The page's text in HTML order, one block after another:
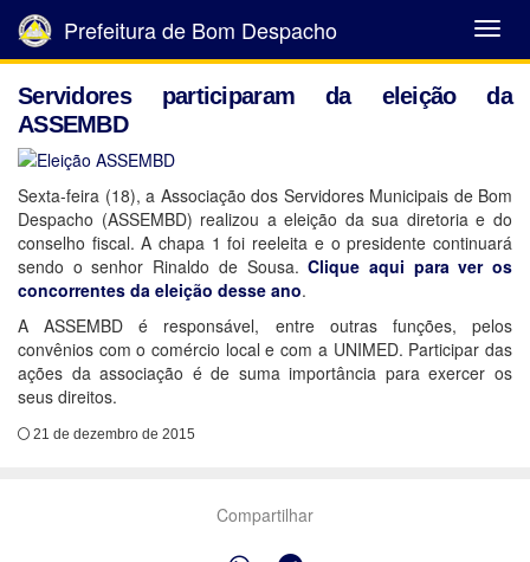
Abrir
Menu
Prefeitura de Bom Despacho
Servidores participaram da eleição da
ASSEMBD
Sexta-feira (18), a Associação dos Servidores Municipais de Bom
Despacho (ASSEMBD) realizou a eleição da sua diretoria e do
conselho fiscal. A chapa 1 foi reeleita e o presidente continuará
sendo o senhor Rinaldo de Sousa.Clique aqui para ver os
concorrentes da eleição desse ano.
A ASSEMBD é responsável, entre outras funções, pelos
convênios com o comércio local e com a UNIMED. Participar das
ações da associação é de suma importância para exercer os
seus direitos.
21 de dezembro de 2015
Compartilhar